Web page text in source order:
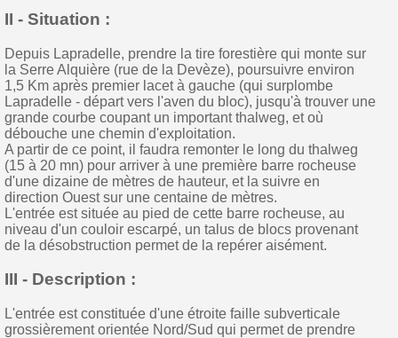
II - Situation :
Depuis Lapradelle, prendre la tire forestière qui monte sur
la Serre Alquière (rue de la Devèze), poursuivre environ
1,5 Km après premier lacet à gauche (qui surplombe
Lapradelle - départ vers l'aven du bloc), jusqu'à trouver une
grande courbe coupant un important thalweg, et où
débouche une chemin d'exploitation.
A partir de ce point, il faudra remonter le long du thalweg
(15 à 20 mn) pour arriver à une première barre rocheuse
d'une dizaine de mètres de hauteur, et la suivre en
direction Ouest sur une centaine de mètres.
L'entrée est située au pied de cette barre rocheuse, au
niveau d'un couloir escarpé, un talus de blocs provenant
de la désobstruction permet de la repérer aisément.
III - Description :
L'entrée est constituée d'une étroite faille subverticale
grossièrement orientée Nord/Sud qui permet de prendre